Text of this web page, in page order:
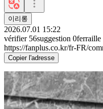
이리롱
2026.07.01 15:22
vérifier 56suggestion 0ferraille
https://fanplus.co.kr/fr-FR/
Copier l'adresse